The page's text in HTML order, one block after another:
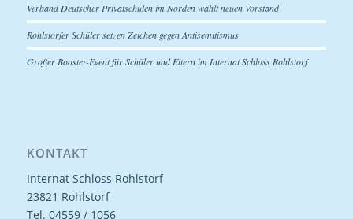
Verband Deutscher Privatschulen im Norden wählt neuen Vorstand
Rohlstorfer Schüler setzen Zeichen gegen Antisemitismus
Großer Booster-Event für Schüler und Eltern im Internat Schloss Rohlstorf
KONTAKT
Internat Schloss Rohlstorf
23821 Rohlstorf
Tel. 04559 / 1056